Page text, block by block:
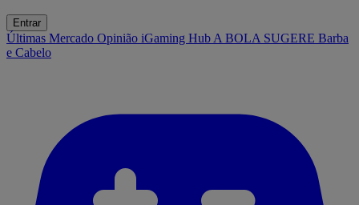
Entrar
Últimas Mercado Opinião iGaming Hub A BOLA SUGERE Barba
e Cabelo